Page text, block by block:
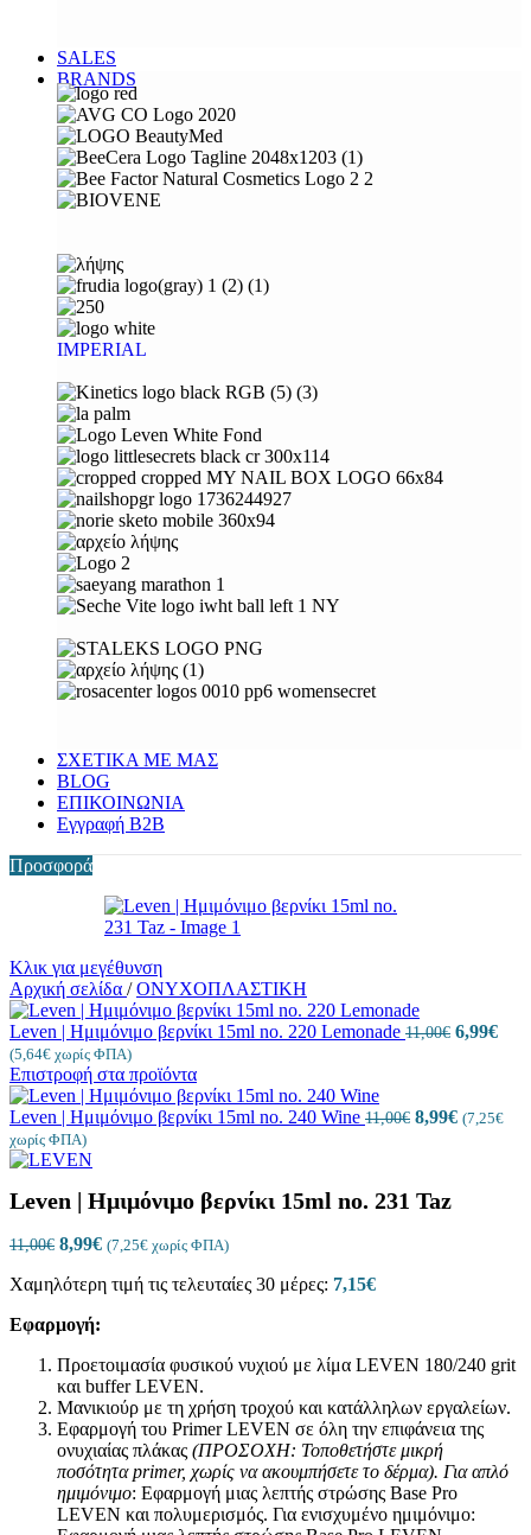
SALES
BRANDS
IMPERIAL
ΣΧΕΤΙΚΑ ΜΕ ΜΑΣ
BLOG
ΕΠΙΚΟΙΝΩΝΙΑ
Εγγραφή Β2Β
Προσφορά
Κλικ για μεγέθυνση
Αρχική σελίδα / ΟΝΥΧΟΠΛΑΣΤΙΚΗ
Leven | Ημιμόνιμο βερνίκι 15ml no. 220 Lemonade 11,00€ 6,99€
(5,64€ χωρίς ΦΠΑ)
Επιστροφή στα προϊόντα
Leven | Ημιμόνιμο βερνίκι 15ml no. 240 Wine 11,00€ 8,99€ (7,25€
χωρίς ΦΠΑ)
Leven | Ημιμόνιμο βερνίκι 15ml no. 231 Taz
11,00€ 8,99€ (7,25€ χωρίς ΦΠΑ)
Χαμηλότερη τιμή τις τελευταίες 30 μέρες: 7,15€
Εφαρμογή:
Προετοιμασία φυσικού νυχιού με λίμα LEVEN 180/240 grit
και buffer LEVEN.
Μανικιούρ με τη χρήση τροχού και κατάλληλων εργαλείων.
Εφαρμογή του Primer LEVEN σε όλη την επιφάνεια της
ονυχιαίας πλάκας (ΠΡΟΣΟΧΗ: Τοποθετήστε μικρή
ποσότηταprimer, χωρίς να ακουμπήσετε το δέρμα). Για απλό
ημιμόνιμο: Εφαρμογή μιας λεπτής στρώσης Base Pro
LEVEN και πολυμερισμός. Για ενισχυμένο ημιμόνιμο: